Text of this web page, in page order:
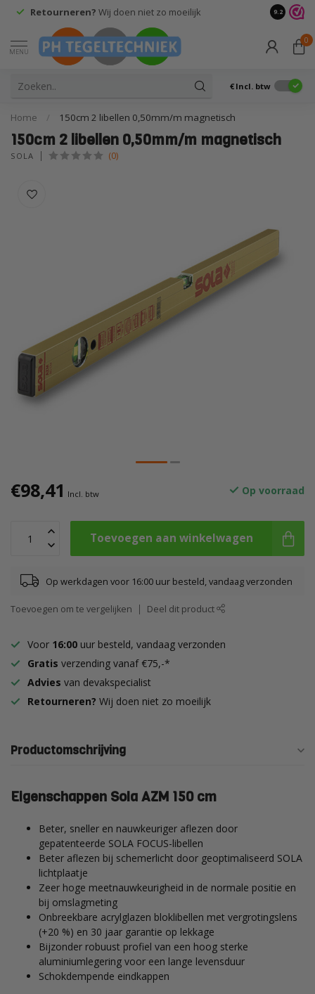
Retourneren? Wij doen niet zo moeilijk 9.2
MENU
0
€ Incl. btw
Home / 150cm 2 libellen 0,50mm/m magnetisch
150cm 2 libellen 0,50mm/m magnetisch
SOLA (0)
€98,41 Incl. btw Op voorraad
Toevoegen aan winkelwagen
Op werkdagen voor 16:00 uur besteld, vandaag verzonden
Toevoegen om te vergelijken Deel dit product
Voor 16:00 uur besteld, vandaag verzonden
Gratis verzending vanaf €75,-*
Advies van devakspecialist
Retourneren? Wij doen niet zo moeilijk
Productomschrijving
Eigenschappen Sola AZM 150 cm
Beter, sneller en nauwkeuriger aflezen door
gepatenteerde SOLA FOCUS-libellen
Beter aflezen bij schemerlicht door geoptimaliseerd SOLA
lichtplaatje
Zeer hoge meetnauwkeurigheid in de normale positie en
bij omslagmeting
Onbreekbare acrylglazen bloklibellen met vergrotingslens
(+20 %) en 30 jaar garantie op lekkage
Bijzonder robuust profiel van een hoog sterke
aluminiumlegering voor een lange levensduur
Schokdempende eindkappen